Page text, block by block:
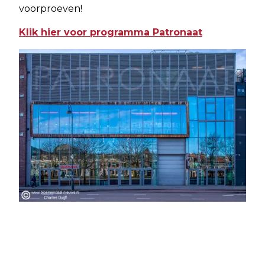
voorproeven!
Klik hier voor programma Patronaat